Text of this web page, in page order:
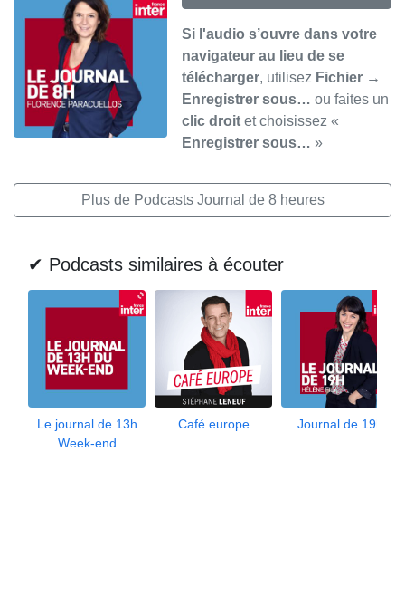
Si l'audio s’ouvre dans votre
navigateur au lieu de se
télécharger, utilisez Fichier →
Enregistrer sous… ou faites un
clic droit et choisissez «
Enregistrer sous… »
Plus de Podcasts Journal de 8 heures
✔ Podcasts similaires à écouter
Le journal de 13h
Week-end
Café europe Journal de 19h